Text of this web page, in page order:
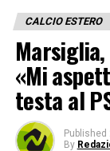
CALCIO ESTERO
«Mi
testa al
Published
By